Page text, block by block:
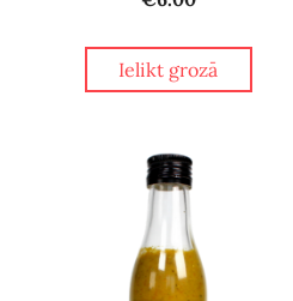
Ielikt grozā